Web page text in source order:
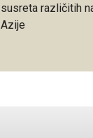
susreta različitih
Azije